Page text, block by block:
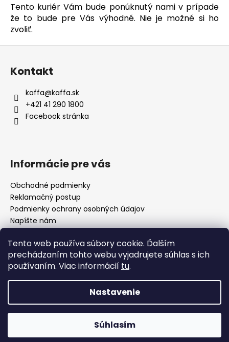
Tento web používa súbory cookie. Ďalším
prechádzaním tohto webu vyjadrujete súhlas s ich
používaním. Viac informácií tu.
Nastavenie
Súhlasím
Tento kuriér Vám bude ponúknutý nami v prípade
že to bude pre Vás výhodné. Nie je možné si ho
zvoliť.
Z
Kontakt
kaffa@kaffa.sk
+421 41 290 1800
Facebook stránka
Informácie pre vás
Obchodné podmienky
Reklamačný postup
Podmienky ochrany osobných údajov
Napíšte nám
KAFFA. Všetky práva vyhradené.